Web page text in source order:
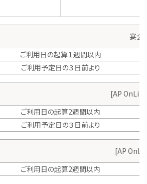
宴会
ご利用日の起算１週間以内
ご利用予定日の３日前より
[AP OnLine
ご利用日の起算2週間以内
ご利用予定日の３日前より
[AP
ご利用日の起算2週間以内